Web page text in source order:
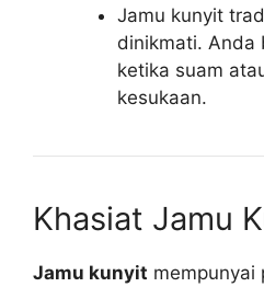
Jamu kunyit
dinikmati. Anda
ketika suam
kesukaan.
Khasiat Jamu
Jamu kunyit mempunyai